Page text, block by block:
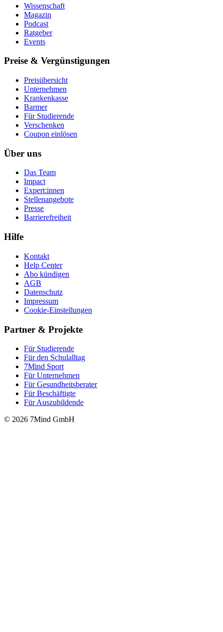
Wissenschaft
Magazin
Podcast
Ratgeber
Events
Preise & Vergünstigungen
Preisübersicht
Unternehmen
Krankenkasse
Barmer
Für Studierende
Ver­schen­ken
Coupon einlösen
Über uns
Das Team
Impact
Expert:innen
Stellenangebote
Presse
Barrierefreiheit
Hilfe
Kontakt
Help Center
Abo kündigen
AGB
Datenschutz
Impressum
Cookie-Einstellungen
Partner & Projekte
Für Stu­die­rende
Für den Schulalltag
7Mind Sport
Für Unter­neh­men
Für Gesund­heits­be­ra­ter
Für Beschäftigte
Für Auszubildende
© 2026 7Mind GmbH